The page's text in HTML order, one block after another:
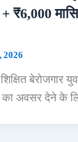
₹6,000
2026
बेरोजगार
अवसर देने के